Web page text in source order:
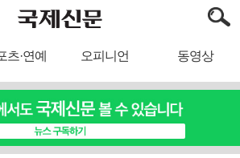
츠·연예 오피니언 동영상